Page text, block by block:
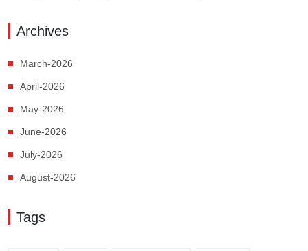
Archives
March-2026
April-2026
May-2026
June-2026
July-2026
August-2026
Tags